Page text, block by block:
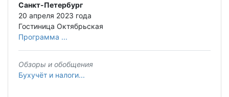
Санкт-Петербург
20 апреля 2023 года
Гостиница Октябрьская
Программа ...
Обзоры и обобщения
Бухучёт и налоги...